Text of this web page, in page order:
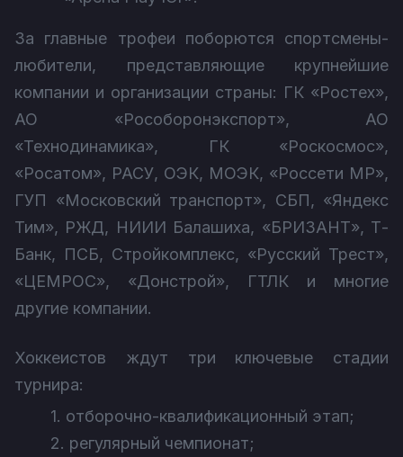
За главные трофеи поборются спортсмены-
любители, представляющие крупнейшие
компании и организации страны: ГК «Ростех»,
АО «Рособоронэкспорт», АО
«Технодинамика», ГК «Роскосмос»,
«Росатом», РАСУ, ОЭК, МОЭК, «Россети МР»,
ГУП «Московский транспорт», СБП, «Яндекс
Тим», РЖД, НИИИ Балашиха, «БРИЗАНТ», Т-
Банк, ПСБ, Стройкомплекс, «Русский Трест»,
«ЦЕМРОС», «Донстрой», ГТЛК и многие
другие компании.
Хоккеистов ждут три ключевые стадии
турнира:
1. отборочно-квалификационный этап;
2. регулярный чемпионат;